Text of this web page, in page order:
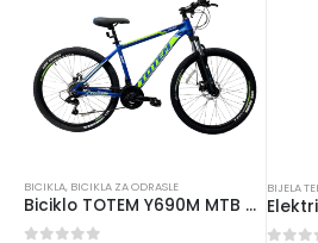
BICIKLA, BICIKLA ZA ODRASLE
Biciklo TOTEM Y690M MTB 26” ALUMINIJUM – SHIMANO oprema
BIJELA